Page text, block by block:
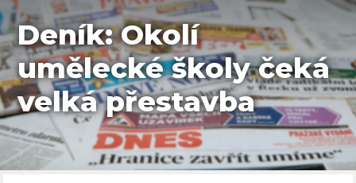
Deník: Okolí
umělecké školy čeká
velká přestavba